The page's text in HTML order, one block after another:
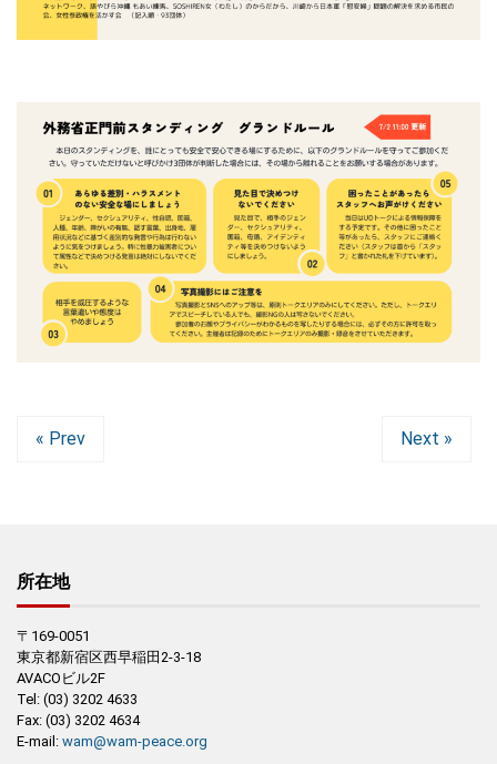
« Prev Next »
所在地
〒169-0051
東京都新宿区西早稲田2-3-18
AVACOビル2F
Tel: (03) 3202 4633
Fax: (03) 3202 4634
E-mail: wam@wam-peace.org